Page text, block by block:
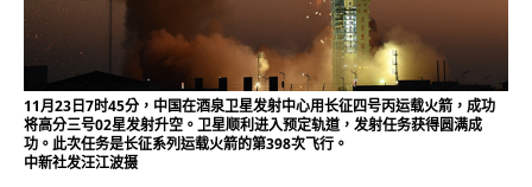
11月23日7时45分，中国在酒泉卫星发射中心用长征四号丙运载火箭，成功
将高分三号02星发射升空。卫星顺利进入预定轨道，发射任务获得圆满成
功。此次任务是长征系列运载火箭的第398次飞行。
中新社发汪江波摄